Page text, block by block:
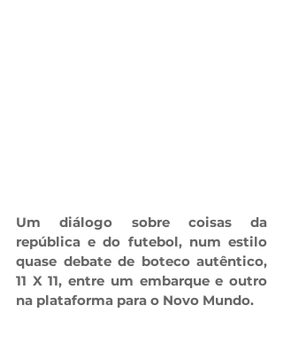
Um diálogo sobre coisas da
república e do futebol, num estilo
quase debate de boteco autêntico,
11 X 11, entre um embarque e outro
na plataforma para o Novo Mundo.